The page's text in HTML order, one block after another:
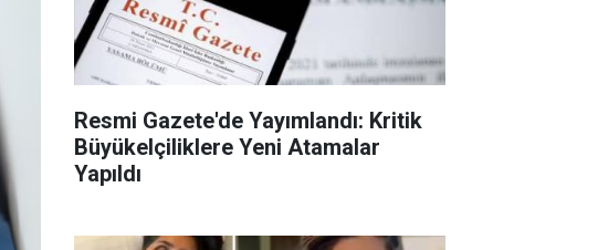
Resmi Gazete'de Yayımlandı: Kritik
Büyükelçiliklere Yeni Atamalar
Yapıldı